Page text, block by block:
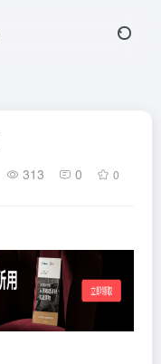
313 0 0